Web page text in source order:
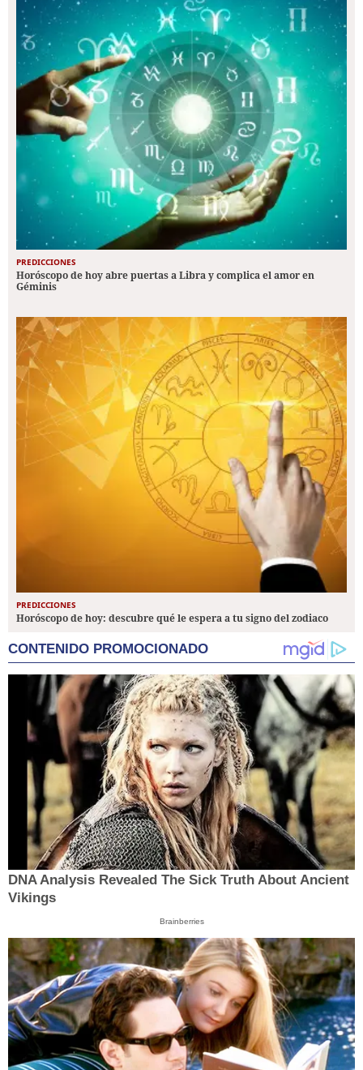
PREDICCIONES
Horóscopo de hoy abre puertas a Libra y complica el amor en
Géminis
PREDICCIONES
Horóscopo de hoy: descubre qué le espera a tu signo del zodiaco
CONTENIDO PROMOCIONADO
DNA Analysis Revealed The Sick Truth About Ancient
Vikings
Brainberries